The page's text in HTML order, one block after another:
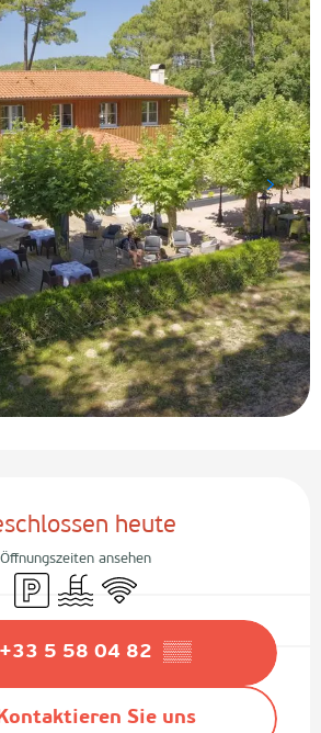
heute
Öffnungszeiten ansehen
ParkplatzSchwimmbad
Wi-Fi
+33 5 58 04 82 ▒▒
Sie uns